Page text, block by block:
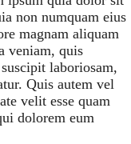
non numquam eius
magnam aliquam
veniam, quis
laboriosam,
Quis autem vel
velit esse quam
dolorem eum